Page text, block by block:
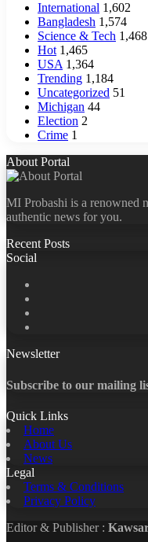
International 1,602
Bangladesh 1,574
Science & Tech 1,468
Hot 1,465
USA 1,364
Trending 1,184
Uncategorized 51
Michigan 44
Election 2
Crime 1
About Portal
MI Probashi is a renowned
authentic news for you.
Recent Posts
Social
Newsletter
Subscribe to our mailing
Quick Links
Home
About Us
News
Legal
Terms & Conditions
Privacy Policy
Editor & Publisher :